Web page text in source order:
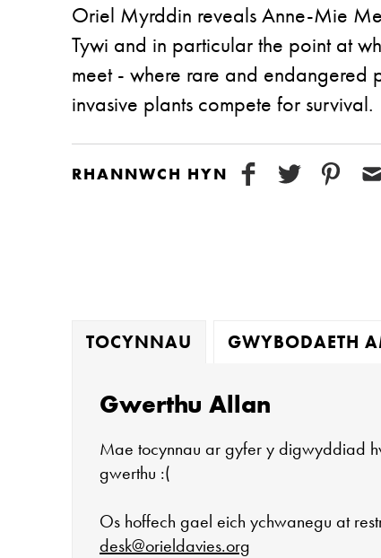
Oriel Myrddin reveals Anne-Mie
Tywi and in particular the point at
meet - where rare and endangered
invasive plants compete for survival.
RHANNWCH HYN
TOCYNNAU GWYBODAETH
Gwerthu Allan
Mae tocynnau ar gyfer y digwyddiad
gwerthu :(
Os hoffech gael eich ychwanegu at
desk@orieldavies.org